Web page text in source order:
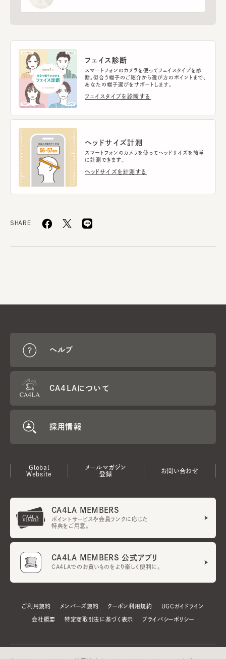
フェイス診断
スマートフォンのカメラを使ってフェイスタイプを診
断。似合う帽子のご紹介から選び方のポイントまで、
あなたの帽子選びをサポートします。
フェイスタイプを診断する
ヘッドサイズ計測
スマートフォンのカメラを使ってヘッドサイズを簡単
に計測できます。
ヘッドサイズを計測する
SHARE
ヘルプ
CA4LAについて
採用情報
Global
Website
メールマガジン
登録
お問い合わせ
CA4LA MEMBERS
ポイントサービスや会員ランクに応じた
特典をご用意。
CA4LA MEMBERS 公式アプリ
CA4LAでのお買いものをより楽しく便利に。
ご利用規約 メンバーズ規約 クーポン利用規約 UGCガイドライン
会社概要 特定商取引法に基づく表示 プライバシーポリシー